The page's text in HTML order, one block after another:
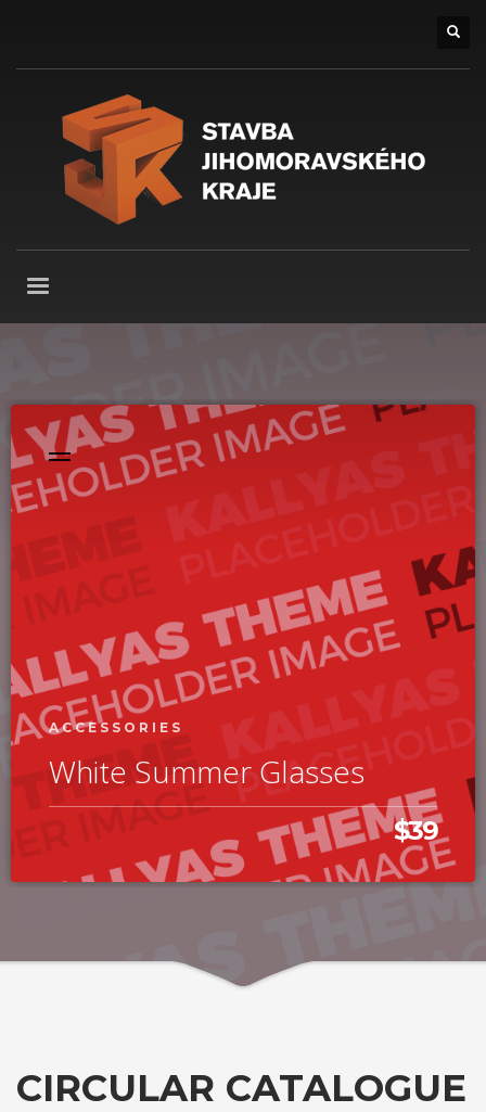
ACCESSORIES
White Summer Glasses
$39
CIRCULAR CATALOGUE